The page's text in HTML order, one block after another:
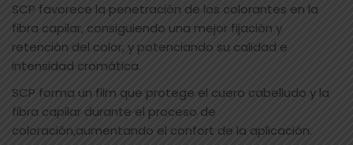
SCP favorece la penetración de los colorantes en la
fibra capilar, consiguiendo una mejor fijación y
retención del color, y potenciando su calidad e
intensidad cromática.
SCP forma un film que protege el cuero cabelludo y la
fibra capilar durante el proceso de
coloración,aumentando el confort de la aplicación.